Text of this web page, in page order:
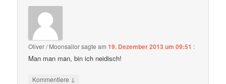
Oliver / Moonsailorsagte am19. Dezember 2013 um 09:51 :
Man man man, bin ich neidisch!
Kommentiere ↓